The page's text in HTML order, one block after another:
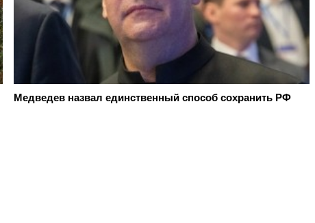
Медведев назвал единственный способ сохранить РФ